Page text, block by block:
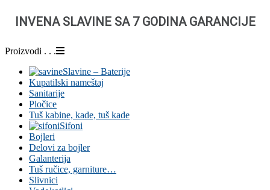
grejnih
alata.
Kvalitetna
oprema
dom
industriju.
INVENA SLAVINE SA 7 GODINA GARANCIJE
KURIRA
Proizvodi . . .
Slavine – Baterije
Kupatilski nameštaj
Sanitarije
Pločice
Tuš kabine, kade, tuš kade
Sifoni
Bojleri
Delovi za bojler
Galanterija
Tuš ručice, garniture…
Slivnici